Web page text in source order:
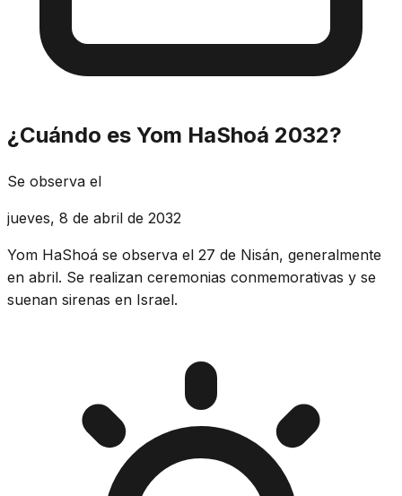
¿Cuándo es Yom HaShoá 2032?
Se observa el
jueves, 8 de abril de 2032
Yom HaShoá se observa el 27 de Nisán, generalmente
en abril. Se realizan ceremonias conmemorativas y se
suenan sirenas en Israel.